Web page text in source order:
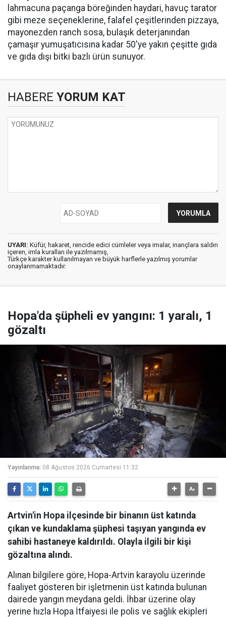
lahmacuna paçanga böreğinden haydari, havuç tarator
gibi meze seçeneklerine, falafel çeşitlerinden pizzaya,
mayonezden ranch sosa, bulaşık deterjanından
çamaşır yumuşatıcısına kadar 50'ye yakın çeşitte gıda
ve gıda dışı bitki bazlı ürün sunuyor.
HABERE YORUM KAT
UYARI: Küfür, hakaret, rencide edici cümleler veya imalar, inançlara saldırı
içeren, imla kuralları ile yazılmamış,
Türkçe karakter kullanılmayan ve büyük harflerle yazılmış yorumlar
onaylanmamaktadır.
Hopa'da şüpheli ev yangını: 1 yaralı, 1
gözaltı
Yayınlanma: 08 Ağustos 2026 Cumartesi 11:32
Artvin'in Hopa ilçesinde bir binanın üst katında
çıkan ve kundaklama şüphesi taşıyan yangında ev
sahibi hastaneye kaldırıldı. Olayla ilgili bir kişi
gözaltına alındı.
Alınan bilgilere göre, Hopa-Artvin karayolu üzerinde
faaliyet gösteren bir işletmenin üst katında bulunan
dairede yangın meydana geldi. İhbar üzerine olay
yerine hızla Hopa İtfaiyesi ile polis ve sağlık ekipleri